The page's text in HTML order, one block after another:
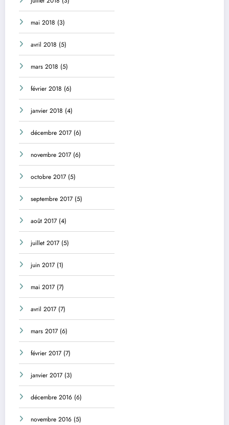
mai 2018 (3)
avril 2018 (5)
mars 2018 (5)
février 2018 (6)
janvier 2018 (4)
décembre 2017 (6)
novembre 2017 (6)
octobre 2017 (5)
septembre 2017 (5)
août 2017 (4)
juillet 2017 (5)
juin 2017 (1)
mai 2017 (7)
avril 2017 (7)
mars 2017 (6)
février 2017 (7)
janvier 2017 (3)
décembre 2016 (6)
novembre 2016 (5)